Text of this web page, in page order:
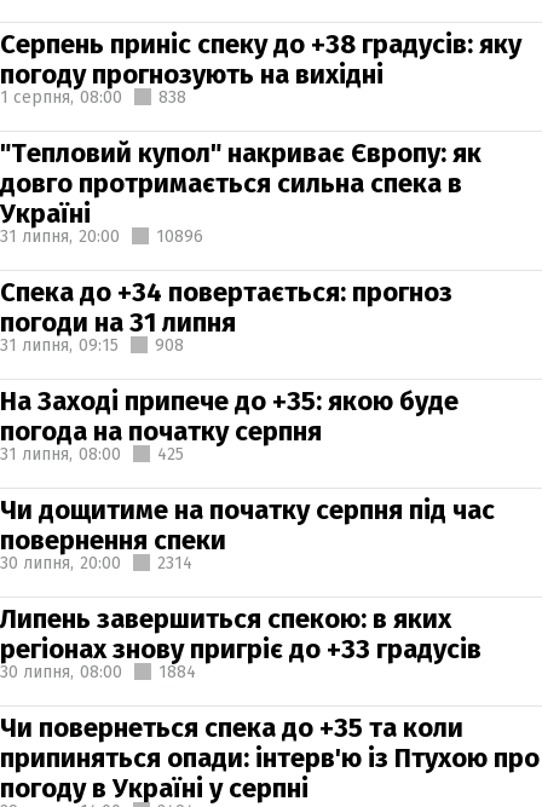
Серпень приніс спеку до +38 градусів: яку
погоду прогнозують на вихідні
1 серпня, 08:00 838
"Тепловий купол" накриває Європу: як
довго протримається сильна спека в
Україні
31 липня, 20:00 10896
Спека до +34 повертається: прогноз
погоди на 31 липня
31 липня, 09:15 908
На Заході припече до +35: якою буде
погода на початку серпня
31 липня, 08:00 425
Чи дощитиме на початку серпня під час
повернення спеки
30 липня, 20:00 2314
Липень завершиться спекою: в яких
регіонах знову пригріє до +33 градусів
30 липня, 08:00 1884
Чи повернеться спека до +35 та коли
припиняться опади: інтерв'ю із Птухою про
погоду в Україні у серпні